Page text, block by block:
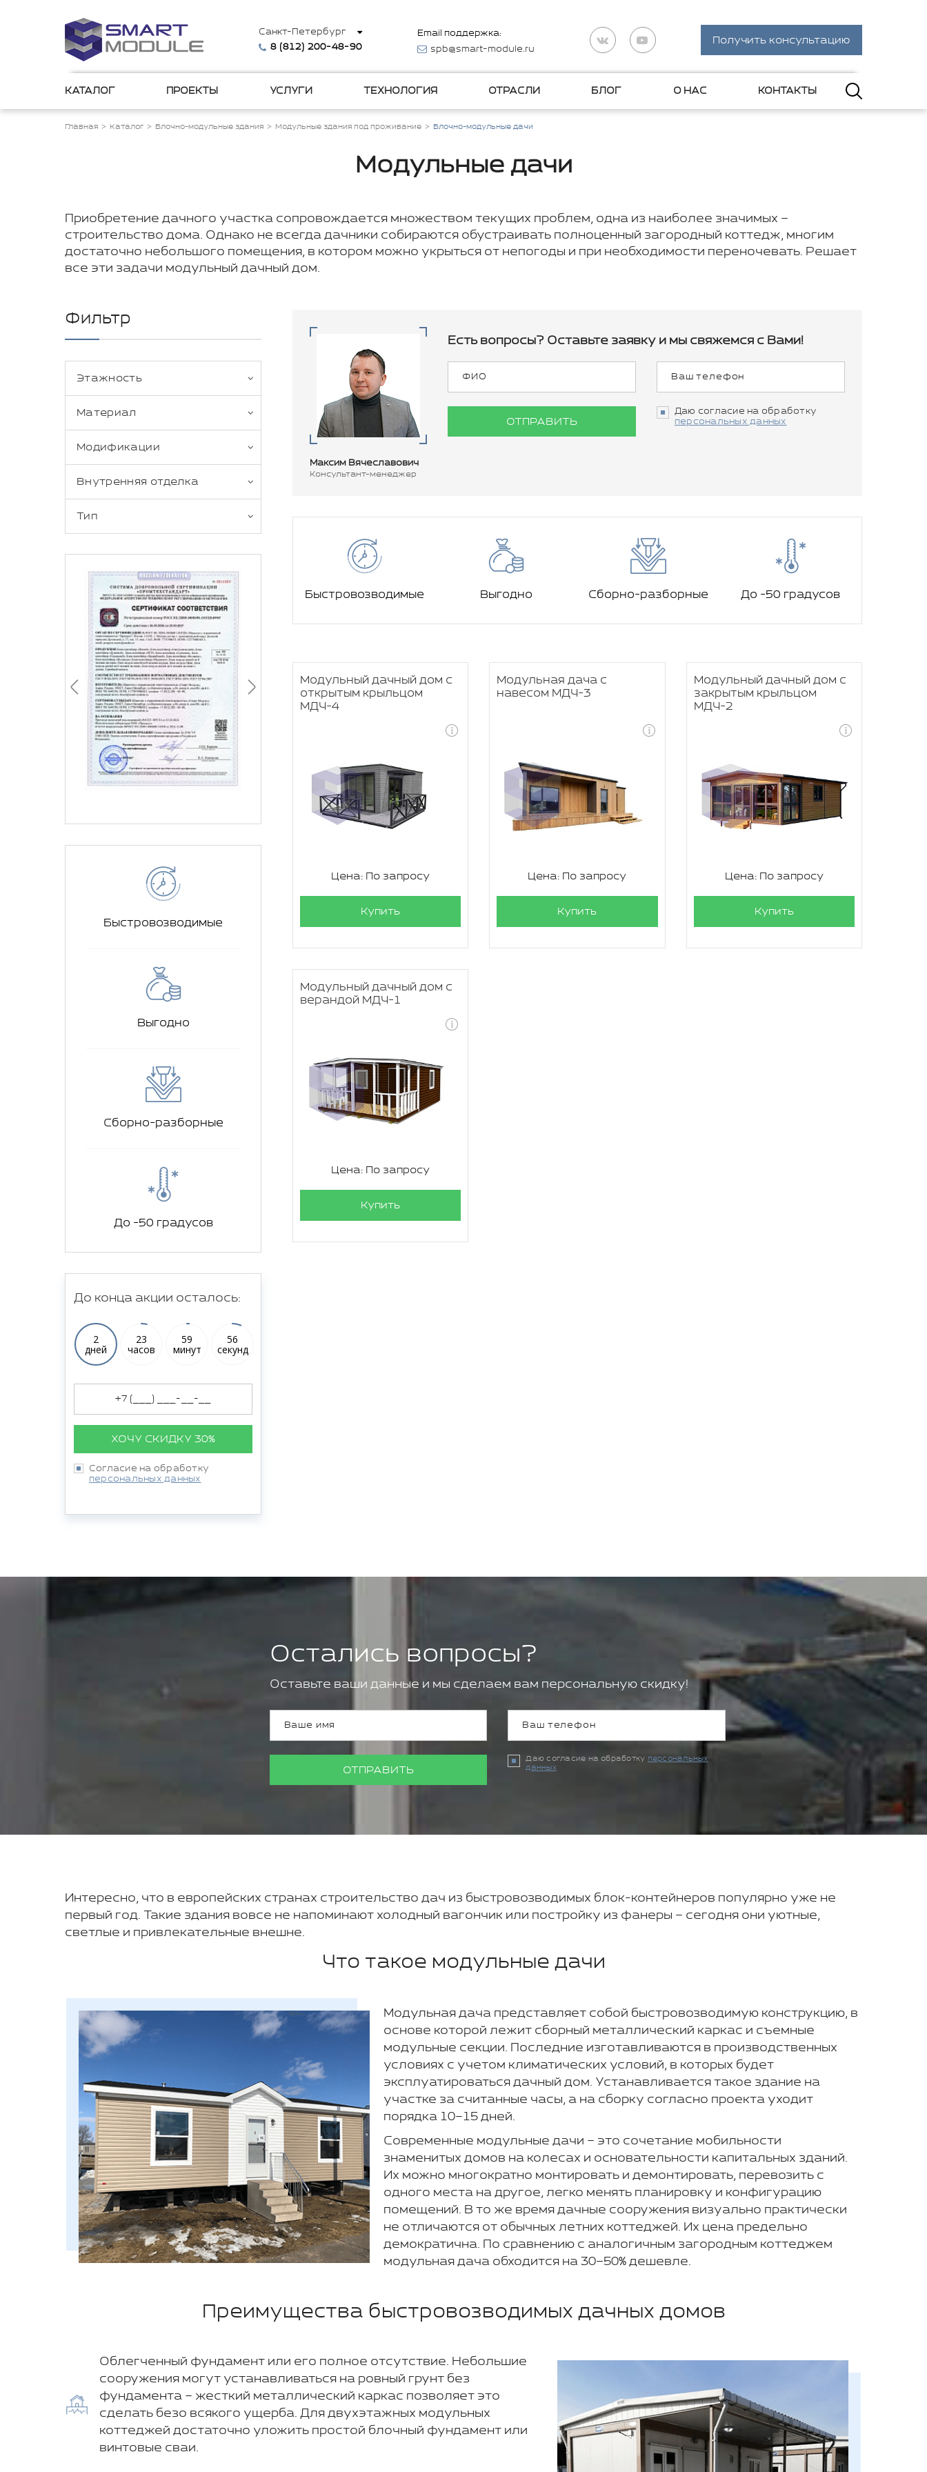
Санкт-Петербург
8 (812) 200-48-90
Email поддержка:
spb@smart-module.ru
Получить консультацию
КАТАЛОГ ПРОЕКТЫ УСЛУГИ ТЕХНОЛОГИЯ ОТРАСЛИ БЛОГ О НАС КОНТАКТЫ
Главная Каталог Блочно-модульные здания Модульные здания под проживание Блочно-модульные дачи
Модульные дачи
Приобретение дачного участка сопровождается множеством текущих проблем, одна из наиболее значимых –
строительство дома. Однако не всегда дачники собираются обустраивать полноценный загородный коттедж, многим
достаточно небольшого помещения, в котором можно укрыться от непогоды и при необходимости переночевать. Решает
все эти задачи модульный дачный дом.
Фильтр
Этажность
Материал
Модификации
Внутренняя отделка
Тип
Быстровозводимые
Выгодно
Сборно-разборные
До -50 градусов
До конца акции осталось:
2
дней
23
часов
59
минут
54
секунд
ХОЧУ СКИДКУ 30%
Согласие на обработку
персональных данных
Максим Вячеславович
Консультант-менеджер
Есть вопросы? Оставьте заявку и мы свяжемся с Вами!
ОТПРАВИТЬ
Даю согласие на обработку
персональных данных
Быстровозводимые Выгодно Сборно-разборные До -50 градусов
Модульный дачный дом с
открытым крыльцом
МДЧ-4
Цена: По запросу
Купить
Модульная дача с
навесом МДЧ-3
Цена: По запросу
Купить
Модульный дачный дом с
закрытым крыльцом
МДЧ-2
Цена: По запросу
Купить
Модульный дачный дом с
верандой МДЧ-1
Цена: По запросу
Купить
Остались вопросы?
Оставьте ваши данные и мы сделаем вам персональную скидку!
ОТПРАВИТЬ
Даю согласие на обработку персональных
данных
Интересно, что в европейских странах строительство дач из быстровозводимых блок-контейнеров популярно уже не
первый год. Такие здания вовсе не напоминают холодный вагончик или постройку из фанеры – сегодня они уютные,
светлые и привлекательные внешне.
Что такое модульные дачи
Модульная дача представляет собой быстровозводимую конструкцию, в
основе которой лежит сборный металлический каркас и съемные
модульные секции. Последние изготавливаются в производственных
условиях с учетом климатических условий, в которых будет
эксплуатироваться дачный дом. Устанавливается такое здание на
участке за считанные часы, а на сборку согласно проекта уходит
порядка 10–15 дней.
Современные модульные дачи – это сочетание мобильности
знаменитых домов на колесах и основательности капитальных зданий.
Их можно многократно монтировать и демонтировать, перевозить с
одного места на другое, легко менять планировку и конфигурацию
помещений. В то же время дачные сооружения визуально практически
не отличаются от обычных летних коттеджей. Их цена предельно
демократична. По сравнению с аналогичным загородным коттеджем
модульная дача обходится на 30–50% дешевле.
Преимущества быстровозводимых дачных домов
Облегченный фундамент или его полное отсутствие. Небольшие
сооружения могут устанавливаться на ровный грунт без
фундамента – жесткий металлический каркас позволяет это
сделать безо всякого ущерба. Для двухэтажных модульных
коттеджей достаточно уложить простой блочный фундамент или
винтовые сваи.